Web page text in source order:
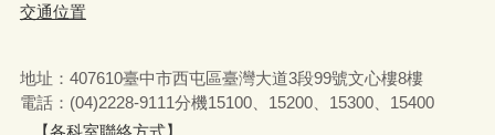
交通位置
地址：407610臺中市西屯區臺灣大道3段99號文心樓8樓
電話：(04)2228-9111分機15100、15200、15300、15400